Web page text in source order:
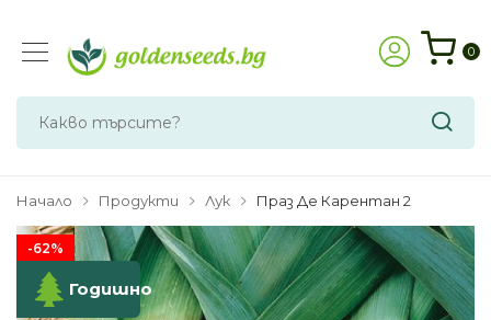
0
Начало Продукти Лук Праз Де Карентан 2
Годишно
-62%